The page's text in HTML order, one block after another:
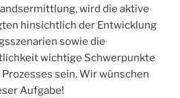
wird die aktive
hinsichtlich der Entwicklung
sowie die
wichtige Schwerpunkte
sein. Wir wünschen
Aufgabe!